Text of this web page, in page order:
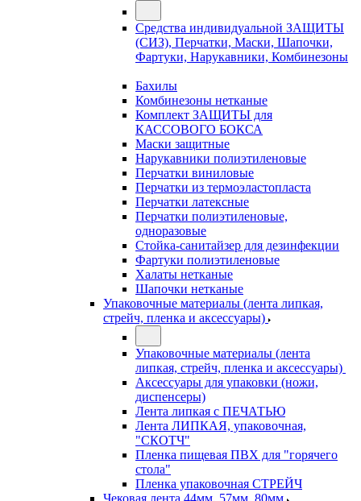
Средства индивидуальной ЗАЩИТЫ
(СИЗ), Перчатки, Маски, Шапочки,
Фартуки, Нарукавники, Комбинезоны
Бахилы
Комбинезоны нетканые
Комплект ЗАЩИТЫ для
КАССОВОГО БОКСА
Маски защитные
Нарукавники полиэтиленовые
Перчатки виниловые
Перчатки из термоэластопласта
Перчатки латексные
Перчатки полиэтиленовые,
одноразовые
Стойка-санитайзер для дезинфекции
Фартуки полиэтиленовые
Халаты нетканые
Шапочки нетканые
Упаковочные материалы (лента липкая,
стрейч, пленка и аксессуары)
Упаковочные материалы (лента
липкая, стрейч, пленка и аксессуары)
Аксессуары для упаковки (ножи,
диспенсеры)
Лента липкая с ПЕЧАТЬЮ
Лента ЛИПКАЯ, упаковочная,
"СКОТЧ"
Пленка пищевая ПВХ для "горячего
стола"
Пленка упаковочная СТРЕЙЧ
Чековая лента 44мм, 57мм. 80мм